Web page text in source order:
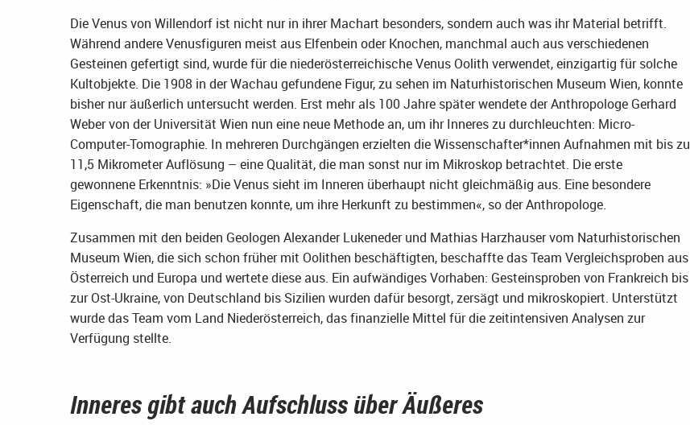
Die Venus von Willendorf ist nicht nur in ihrer Machart besonders, sondern auch was ihr Material betrifft.
Während andere Venusfiguren meist aus Elfenbein oder Knochen, manchmal auch aus verschiedenen
Gesteinen gefertigt sind, wurde für die niederösterreichische Venus Oolith verwendet, einzigartig für solche
Kultobjekte. Die 1908 in der Wachau gefundene Figur, zu sehen im Naturhistorischen Museum Wien, konnte
bisher nur äußerlich untersucht werden. Erst mehr als 100 Jahre später wendete der Anthropologe Gerhard
Weber von der Universität Wien nun eine neue Methode an, um ihr Inneres zu durchleuchten: Micro-
Computer-Tomographie. In mehreren Durchgängen erzielten die Wissenschafter*innen Aufnahmen mit bis zu
11,5 Mikrometer Auflösung – eine Qualität, die man sonst nur im Mikroskop betrachtet. Die erste
gewonnene Erkenntnis: »Die Venus sieht im Inneren überhaupt nicht gleichmäßig aus. Eine besondere
Eigenschaft, die man benutzen konnte, um ihre Herkunft zu bestimmen«, so der Anthropologe.
Zusammen mit den beiden Geologen Alexander Lukeneder und Mathias Harzhauser vom Naturhistorischen
Museum Wien, die sich schon früher mit Oolithen beschäftigten, beschaffte das Team Vergleichsproben aus
Österreich und Europa und wertete diese aus. Ein aufwändiges Vorhaben: Gesteinsproben von Frankreich bis
zur Ost-Ukraine, von Deutschland bis Sizilien wurden dafür besorgt, zersägt und mikroskopiert. Unterstützt
wurde das Team vom Land Niederösterreich, das finanzielle Mittel für die zeitintensiven Analysen zur
Verfügung stellte.
Inneres gibt auch Aufschluss über Äußeres